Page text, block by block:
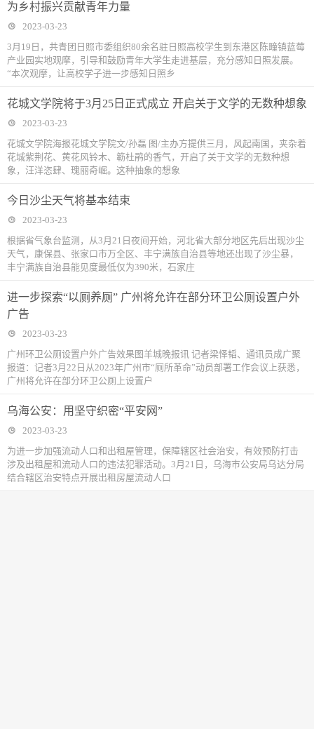
为乡村振兴贡献青年力量
2023-03-23
3月19日，共青团日照市委组织80余名驻日照高校学生到东港区陈疃镇蓝莓
产业园实地观摩，引导和鼓励青年大学生走进基层，充分感知日照发展。
“本次观摩，让高校学子进一步感知日照乡
花城文学院将于3月25日正式成立 开启关于文学的无数种想象
2023-03-23
花城文学院海报花城文学院文/孙磊 图/主办方提供三月，风起南国，夹杂着
花城紫荆花、黄花风铃木、簕杜鹃的香气，开启了关于文学的无数种想
象，汪洋恣肆、瑰丽奇崛。这种抽象的想象
今日沙尘天气将基本结束
2023-03-23
根据省气象台监测，从3月21日夜间开始，河北省大部分地区先后出现沙尘
天气，康保县、张家口市万全区、丰宁满族自治县等地还出现了沙尘暴，
丰宁满族自治县能见度最低仅为390米，石家庄
进一步探索“以厕养厕” 广州将允许在部分环卫公厕设置户外
广告
2023-03-23
广州环卫公厕设置户外广告效果图羊城晚报讯 记者梁怿韬、通讯员成广聚
报道：记者3月22日从2023年广州市“厕所革命”动员部署工作会议上获悉，
广州将允许在部分环卫公厕上设置户
乌海公安：用坚守织密“平安网”
2023-03-23
为进一步加强流动人口和出租屋管理，保障辖区社会治安，有效预防打击
涉及出租屋和流动人口的违法犯罪活动。3月21日，乌海市公安局乌达分局
结合辖区治安特点开展出租房屋流动人口